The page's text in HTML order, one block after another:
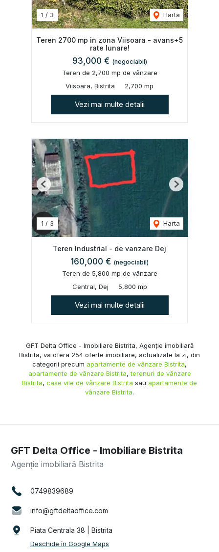
1 / 3 Harta
Teren 2700 mp in zona Viisoara - avans+5
rate lunare!
93,000 € (negociabil)
Teren de 2,700 mp de vânzare
Viisoara, Bistrita
2,700 mp
Vezi mai multe detalii
1 / 3 Harta
Previous Next
Teren Industrial - de vanzare Dej
160,000 € (negociabil)
Teren de 5,800 mp de vânzare
Central, Dej
5,800 mp
Vezi mai multe detalii
GFT Delta Office - Imobiliare Bistrita, Agenție imobiliară
Bistrita, va ofera 254 oferte imobiliare, actualizate la zi, din
categorii precum apartamente de vânzare Bistrita,
apartamente de vânzare Bistrita,terenuri de vânzare
Bistrita, case vile de vânzare Bistrita sau apartamente de
vânzare Bistrita.
GFT Delta Office - Imobiliare Bistrita
Agenție imobiliară Bistrita
0749839689
info@gftdeltaoffice.com
Piata Centrala 38 | Bistrita
Deschide în Google Maps